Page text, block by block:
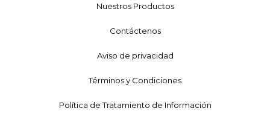
Nuestros Productos
Contáctenos
Aviso de privacidad
Términos y Condiciones
Política de Tratamiento de Información